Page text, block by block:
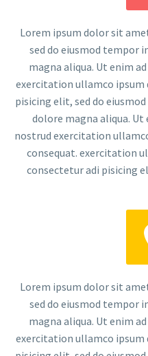
Lorem ipsum dolor sit
sed do eiusmod tempor
magna aliqua. Ut enim
exercitation ullamco
pisicing elit, sed do
dolore magna aliqua. Ut
nostrud exercitation
consequat. exercitation
consectetur adi pisicing
Lorem ipsum dolor sit
sed do eiusmod tempor
magna aliqua. Ut enim
exercitation ullamco